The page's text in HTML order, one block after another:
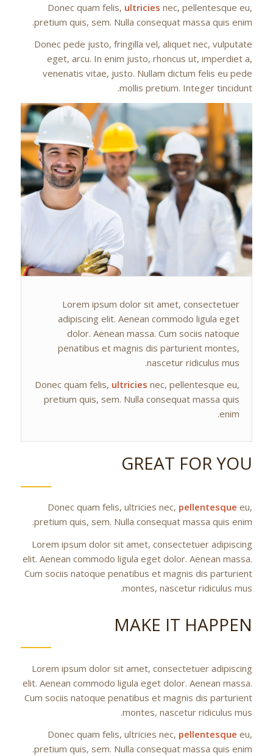
Donec quam felis, ultricies nec, pellentesque eu,
pretium quis, sem. Nulla consequat massa quis enim.
Donec pede justo, fringilla vel, aliquet nec, vulputate
eget, arcu. In enim justo, rhoncus ut, imperdiet a,
venenatis vitae, justo. Nullam dictum felis eu pede
mollis pretium. Integer tincidunt.
Lorem ipsum dolor sit amet, consectetuer
adipiscing elit. Aenean commodo ligula eget
dolor. Aenean massa. Cum sociis natoque
penatibus et magnis dis parturient montes,
nascetur ridiculus mus.
Donec quam felis, ultricies nec, pellentesque eu,
pretium quis, sem. Nulla consequat massa quis
enim.
GREAT FOR YOU
Donec quam felis, ultricies nec, pellentesque eu,
pretium quis, sem. Nulla consequat massa quis enim.
Lorem ipsum dolor sit amet, consectetuer adipiscing
elit. Aenean commodo ligula eget dolor. Aenean massa.
Cum sociis natoque penatibus et magnis dis parturient
montes, nascetur ridiculus mus.
MAKE IT HAPPEN
Lorem ipsum dolor sit amet, consectetuer adipiscing
elit. Aenean commodo ligula eget dolor. Aenean massa.
Cum sociis natoque penatibus et magnis dis parturient
montes, nascetur ridiculus mus.
Donec quam felis, ultricies nec, pellentesque eu,
pretium quis, sem. Nulla consequat massa quis enim.